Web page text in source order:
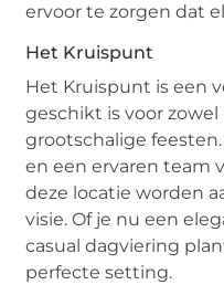
ervoor te zorgen dat
Het Kruispunt
Het Kruispunt is een
geschikt is voor
grootschalige
en een ervaren team
deze locatie worden
visie. Of je nu een
casual dagviering
perfecte setting.